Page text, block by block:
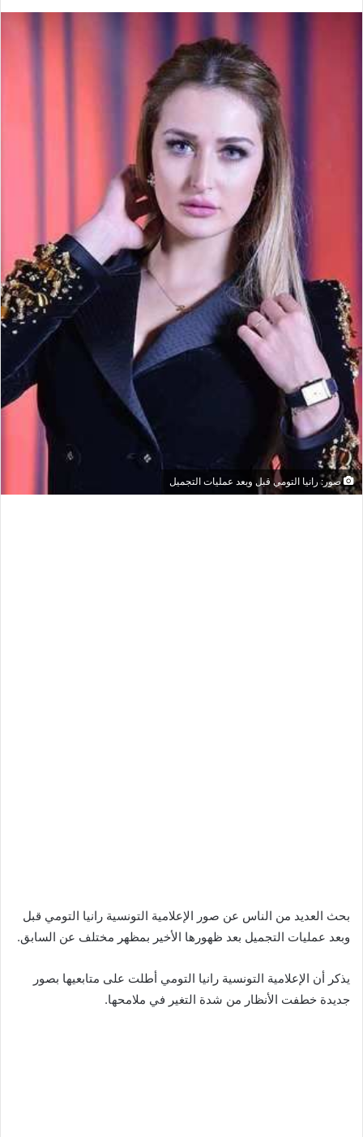
صور: رانيا التومي قبل وبعد عمليات التجميل
بحث العديد من الناس عن صور الإعلامية التونسية رانيا التومي قبل
وبعد عمليات التجميل بعد ظهورها الأخير بمظهر مختلف عن السابق.
يذكر أن الإعلامية التونسية رانيا التومي أطلت على متابعيها بصور
جديدة خطفت الأنظار من شدة التغير في ملامحها.